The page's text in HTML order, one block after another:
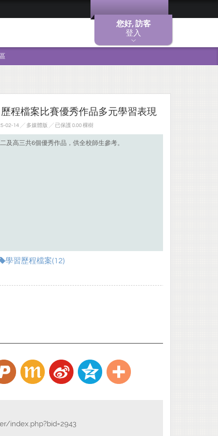
您好, 訪客
登入
程檔案比賽優秀作品多元學習表現
02-14 ╱ 多媒體版 ╱ 已保護 0.00 棵樹
及高三共6個優秀作品，供全校師生參考。
學習歷程檔案(12)
index.php?bid=2943